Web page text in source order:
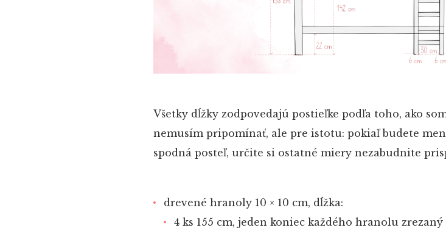
Všetky dĺžky zodpovedajú postieľke podľa toho, ako
nemusím pripomínať, ale pre istotu: pokiaľ budete
spodná posteľ, určite si ostatné miery nezabudnite
drevené hranoly 10 × 10 cm, dĺžka:
4 ks 155 cm, jeden koniec každého hranolu